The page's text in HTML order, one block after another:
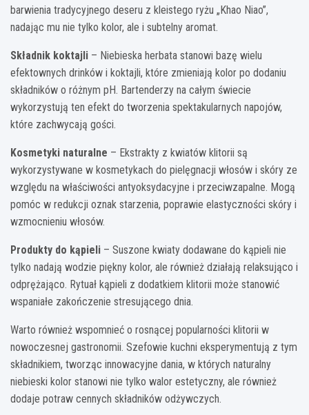
barwienia tradycyjnego deseru z kleistego ryżu „Khao Niao”,
nadając mu nie tylko kolor, ale i subtelny aromat.
Składnik koktajli – Niebieska herbata stanowi bazę wielu
efektownych drinków i koktajli, które zmieniają kolor po dodaniu
składników o różnym pH. Bartenderzy na całym świecie
wykorzystują ten efekt do tworzenia spektakularnych napojów,
które zachwycają gości.
Kosmetyki naturalne – Ekstrakty z kwiatów klitorii są
wykorzystywane w kosmetykach do pielęgnacji włosów i skóry ze
względu na właściwości antyoksydacyjne i przeciwzapalne. Mogą
pomóc w redukcji oznak starzenia, poprawie elastyczności skóry i
wzmocnieniu włosów.
Produkty do kąpieli – Suszone kwiaty dodawane do kąpieli nie
tylko nadają wodzie piękny kolor, ale również działają relaksująco i
odprężająco. Rytuał kąpieli z dodatkiem klitorii może stanowić
wspaniałe zakończenie stresującego dnia.
Warto również wspomnieć o rosnącej popularności klitorii w
nowoczesnej gastronomii. Szefowie kuchni eksperymentują z tym
składnikiem, tworząc innowacyjne dania, w których naturalny
niebieski kolor stanowi nie tylko walor estetyczny, ale również
dodaje potraw cennych składników odżywczych.